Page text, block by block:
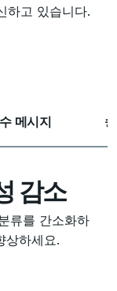
하고 있습니다.
메시지
감소
류를 간소화하
상하세요.